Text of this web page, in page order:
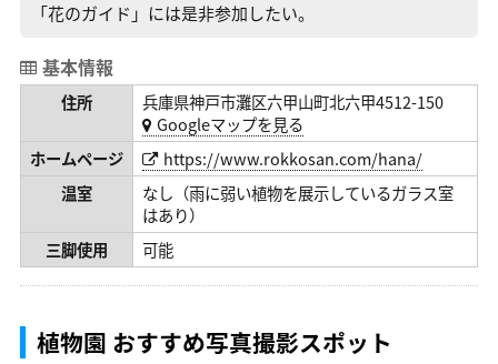
「花のガイド」には是非参加したい。
基本情報
住所
兵庫県神戸市灘区六甲山町北六甲4512-150
Googleマップを見る
ホームページ
https://www.rokkosan.com/hana/
温室
なし（雨に弱い植物を展示しているガラス室
はあり）
三脚使用
可能
植物園 おすすめ写真撮影スポット